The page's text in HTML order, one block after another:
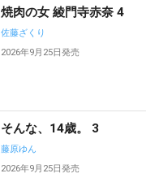
焼肉の女 綾門寺赤奈 4
佐藤ざくり
2026年9月25日発売
そんな、14歳。 3
藤原ゆん
2026年9月25日発売